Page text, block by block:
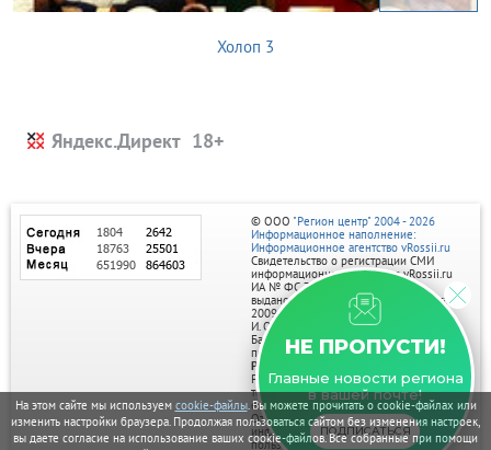
На этом сайте мы используем cookie-файлы. Вы можете прочитать о cookie-файлах или
изменить настройки браузера. Продолжая пользоваться сайтом без изменения настроек,
вы даете согласие на использование ваших cookie-файлов. Все собранные при помощи
Холоп 3
Яндекс.Директ
НЕ ПРОПУСТИ!
Главные новости региона
в вашей почте!
ПОДПИСАТЬСЯ
© ООО "Регион центр" 2004 - 2026
Информационное наполнение:
Информационное агентство vRossii.ru
Свидетельство о регистрации СМИ
информационного агентства vRossii.ru
ИА № ФС 77‑35502
выдано РОСКОМНАДЗОРом 04 марта
2009г.
И. О. Главного редактора Нарыков А. Н.
Баннеры на портале размещаются на
правах рекламы.
Реклама на портале:
Рекламное агентство "Умный маркетинг"
тел. 7-910-267-70-40,
email: umnyy.marketing@yandex.ru
Отдельные публикации могут содержать
информацию, не предназначенную для
пользователей до 18 лет.